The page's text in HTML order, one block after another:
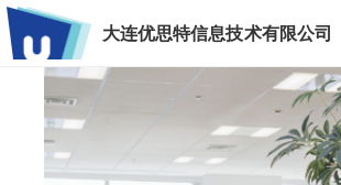
大连优思特信息技术有限公司